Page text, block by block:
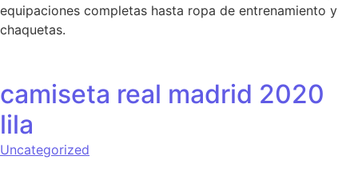
equipaciones completas hasta ropa de entrenamiento y
chaquetas.
camiseta real madrid 2020
lila
Uncategorized